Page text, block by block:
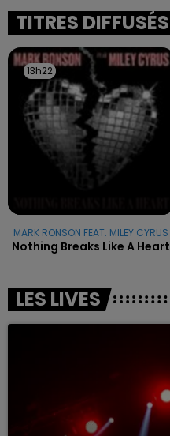
excuses.
TITRES DIFFUSÉS
13h22
13h22
MARK RONSON FEAT. MILEY CYRUS
Nothing Breaks Like A Heart
LES LIVES